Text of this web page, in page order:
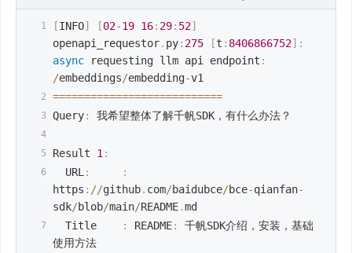
[INFO] [02-19 16: 29: 52]
openapi_requestor. py: 275 [t : 8406866752] :
async requesting llm api endpoint :
/embeddings/embedding-v1
===========================
Query: 我希望整体了解千帆SDK，有什么办法？
Result 1 :
  URL
:
:
https : //github. com/baidubce/bce-qianfan-
sdk/blob/main/README.md
  Title
: README:
千帆SDK介绍，安装，基础
使用方法